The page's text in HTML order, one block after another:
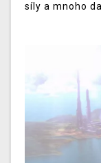
síly a mnoho